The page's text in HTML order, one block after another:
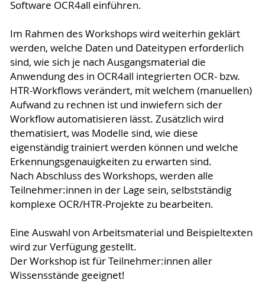
Software OCR4all einführen.
Im Rahmen des Workshops wird weiterhin geklärt
werden, welche Daten und Dateitypen erforderlich
sind, wie sich je nach Ausgangsmaterial die
Anwendung des in OCR4all integrierten OCR- bzw.
HTR-Workflows verändert, mit welchem (manuellen)
Aufwand zu rechnen ist und inwiefern sich der
Workflow automatisieren lässt. Zusätzlich wird
thematisiert, was Modelle sind, wie diese
eigenständig trainiert werden können und welche
Erkennungsgenauigkeiten zu erwarten sind.
Nach Abschluss des Workshops, werden alle
Teilnehmer:innen in der Lage sein, selbstständig
komplexe OCR/HTR-Projekte zu bearbeiten.
Eine Auswahl von Arbeitsmaterial und Beispieltexten
wird zur Verfügung gestellt.
Der Workshop ist für Teilnehmer:innen aller
Wissensstände geeignet!